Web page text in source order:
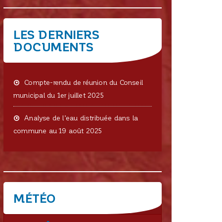
LES DERNIERS
DOCUMENTS
Compte-rendu de réunion du Conseil
municipal du 1er juillet 2025
Analyse de l’eau distribuée dans la
commune au 19 août 2025
MÉTÉO